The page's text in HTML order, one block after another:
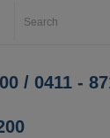
/ 0411 -